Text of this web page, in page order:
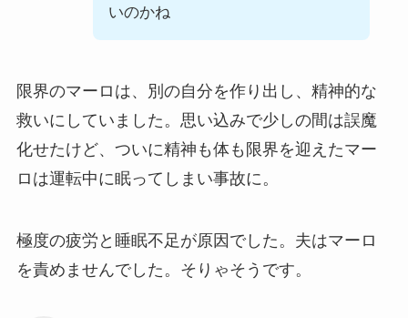
いのかね
限界のマーロは、別の自分を作り出し、精神的な
救いにしていました。思い込みで少しの間は誤魔
化せたけど、ついに精神も体も限界を迎えたマー
ロは運転中に眠ってしまい事故に。
極度の疲労と睡眠不足が原因でした。夫はマーロ
を責めませんでした。そりゃそうです。